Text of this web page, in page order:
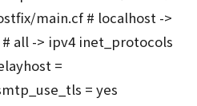
main.cf # localhost ->
all -> ipv4 inet_protocols
=
= yes